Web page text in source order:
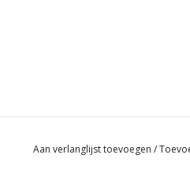
Aan verlanglijst toevoegen /